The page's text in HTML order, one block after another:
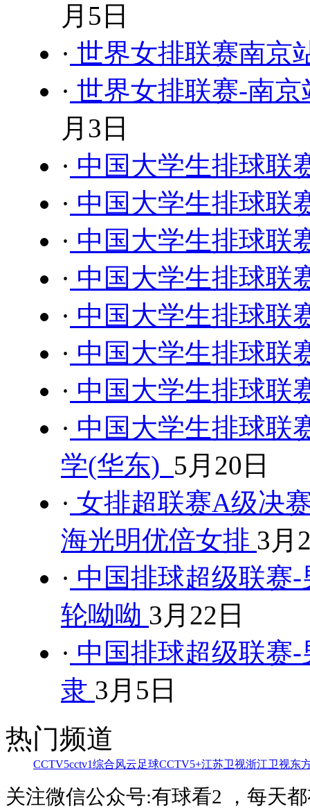
月5日
· 世界女排联赛南京
· 世界女排联赛-南
月3日
· 中国大学生排球
· 中国大学生排球
· 中国大学生排球
· 中国大学生排球
· 中国大学生排球
· 中国大学生排球联
· 中国大学生排球
· 中国大学生排球联
学(华东) 5月20日
· 女排超联赛A级决
海光明优倍女排 3月
· 中国排球超级联赛
轮呦呦 3月22日
· 中国排球超级联赛
隶 3月5日
热门频道
CCTV5cctv1综合风云足球CCTV5+江苏卫视浙江卫视东
关注微信公众号:有球看2 ，每天